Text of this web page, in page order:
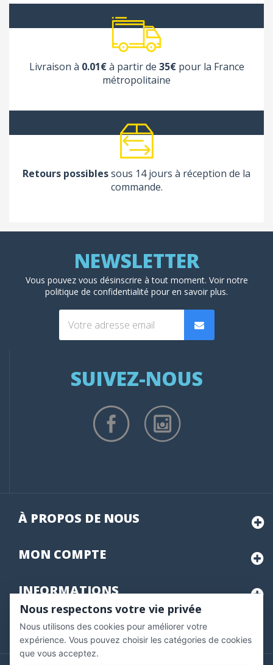
Livraison à 0.01€à partir de 35€pour la France
métropolitaine
Retours possiblessous 14 jours à réception de la
commande.
Vous pouvez vous désinscrire à tout moment. Voir notre
politique de confidentialité pour en savoir plus.
SUIVEZ-NOUS
À PROPOS DE NOUS
MON COMPTE
INFORMATIONS
Marchand approuvé par la Société des Avis Garantis,
pour vérifier .
Nous respectons votre vie privée
Nous utilisons des cookies pour améliorer votre
expérience. Vous pouvez choisir les catégories de cookies
que vous acceptez.